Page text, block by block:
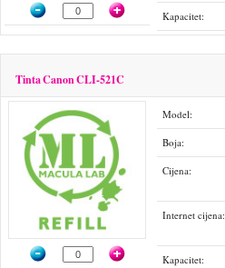
Kapacitet:
Tinta Canon CLI-521C
Model:
Boja:
Cijena:
Internet cijena:
Kapacitet: